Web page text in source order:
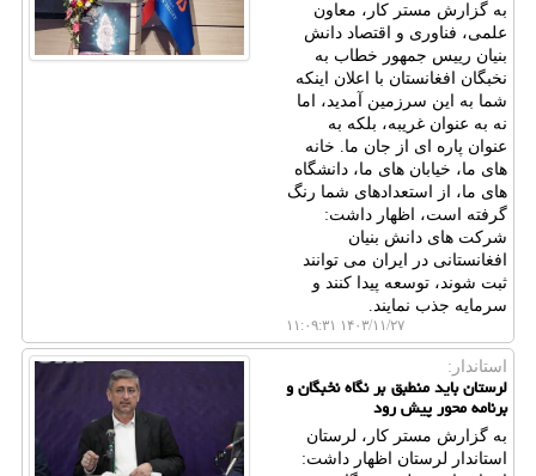
به گزارش مستر کار، معاون
علمی، فناوری و اقتصاد دانش
بنیان رییس جمهور خطاب به
نخبگان افغانستان با اعلان اینکه
شما به این سرزمین آمدید، اما
نه به عنوان غریبه، بلکه به
عنوان پاره ای از جان ما. خانه
های ما، خیابان های ما، دانشگاه
های ما، از استعدادهای شما رنگ
گرفته است، اظهار داشت:
شرکت های دانش بنیان
افغانستانی در ایران می توانند
ثبت شوند، توسعه پیدا کنند و
سرمایه جذب نمایند.
۱۴۰۳/۱۱/۲۷ ۱۱:۰۹:۳۱
استاندار:
لرستان باید منطبق بر نگاه نخبگان و
برنامه محور پیش رود
به گزارش مستر کار، لرستان
استاندار لرستان اظهار داشت: